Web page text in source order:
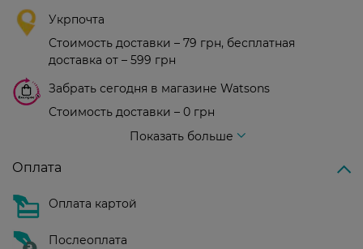
Укрпочта
Стоимость доставки – 79 грн, бесплатная
доставка от – 599 грн
Забрать сегодня в магазине Watsons
Стоимость доставки – 0 грн
Показать больше
Оплата
Оплата картой
Послеоплата